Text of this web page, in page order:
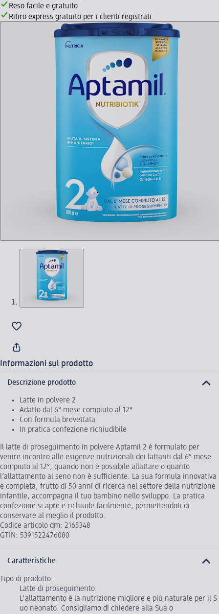
Reso facile e gratuito
Ritiro express gratuito per i clienti registrati
Informazioni sul prodotto
Descrizione prodotto
Latte in polvere 2
Adatto dal 6° mese compiuto al 12°
Con formula brevettata
In pratica confezione richiudibile
Il latte di proseguimento in polvere Aptamil 2 è formulato per
venire incontro alle esigenze nutrizionali dei lattanti dal 6° mese
compiuto al 12°, quando non è possibile allattare o quanto
l’allattamento al seno non è sufficiente. La sua formula innovativa
e completa, frutto di 50 anni di ricerca nel settore della nutrizione
infantile, accompagna il tuo bambino nello sviluppo. La pratica
confezione si apre e richiude facilmente, permettendoti di
conservare al meglio il prodotto.
Codice articolo dm: 2165348
GTIN: 5391522476080
Caratteristiche
Tipo di prodotto:
Latte di proseguimento
L'allattamento è la nutrizione migliore e più naturale per il S
uo neonato. Consigliamo di chiedere alla Sua o